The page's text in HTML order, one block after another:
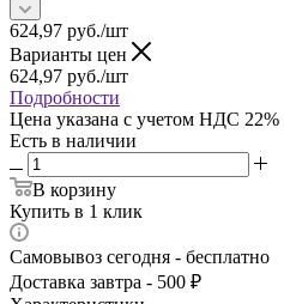
624,97 руб./шт
Варианты цен
624,97 руб./шт
Подробности
Цена указана с учетом НДС 22%
Есть в наличии
В корзину
Купить в 1 клик
Самовывоз сегодня - бесплатно
Доставка завтра - 500 ₽